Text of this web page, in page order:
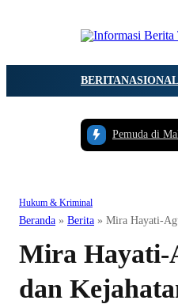
BERITANASIONAL
Pemuda di
Hukum & Kriminal
Beranda » Berita » Mira Hayati-
Mira Hayati-
dan